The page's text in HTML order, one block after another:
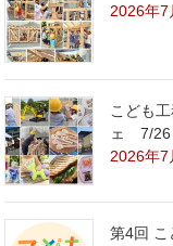
2026年7
こども
ェ 7/26
2026年7
第4回 こ